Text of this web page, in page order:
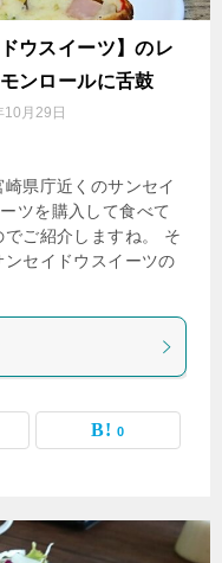
ウスイーツ】のレ
ンロールに舌鼓
月29日
県庁近くのサンセイ
ツを購入して食べて
ご紹介しますね。 そ
セイドウスイーツの
0